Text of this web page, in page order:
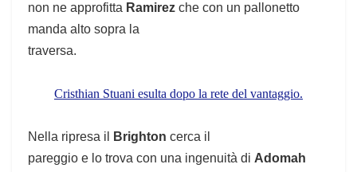
non ne approfitta Ramirez che con un pallonetto
manda alto sopra la
traversa.
Cristhian Stuani esulta dopo la rete del vantaggio.
Nella ripresa il Brighton cerca il
pareggio e lo trova con una ingenuità di Adomah